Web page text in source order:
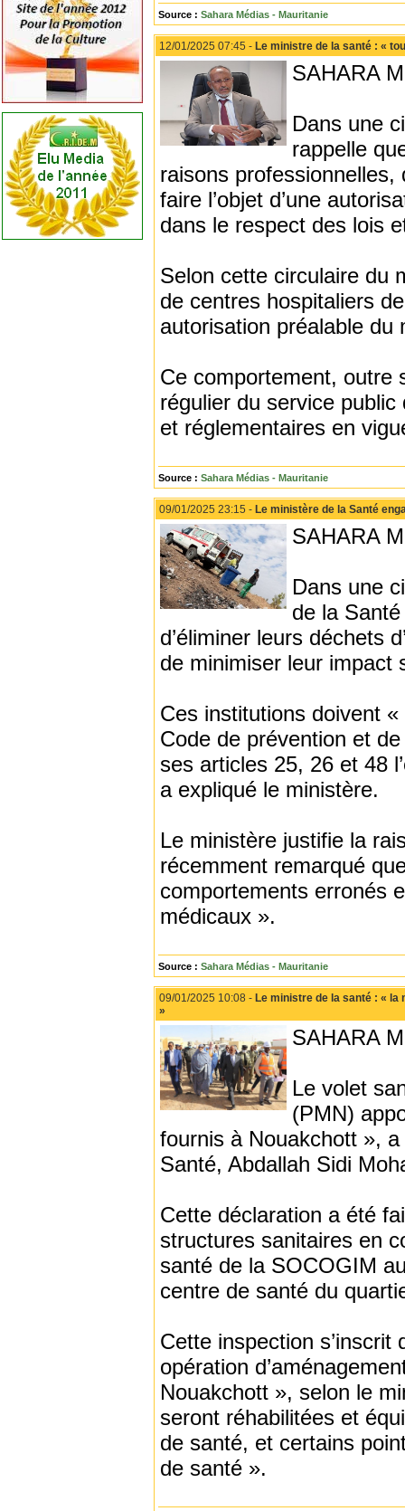
Source : Sahara Médias - Mauritanie
12/01/2025 07:45 - Le ministre de la santé : «
SAHARA
Dans une
rappelle
raisons
faire l’objet d’une
dans le respect des lois
Selon cette circulaire du
de centres hospitaliers
autorisation préalable du
Ce comportement, outre
régulier du service
et réglementaires en
Source : Sahara Médias - Mauritanie
09/01/2025 23:15 - Le ministère de la Santé
SAHARA
Dans une
de la
d’éliminer leurs déchets
de minimiser leur impact
Ces institutions doivent
Code de prévention et
ses articles 25, 26 et 48
a expliqué le ministère.
Le ministère justifie la
récemment remarqué
comportements erronés
médicaux ».
Source : Sahara Médias - Mauritanie
09/01/2025 10:08 - Le ministre de la santé : «
»
SAHARA
Le volet
(PMN)
fournis à Nouakchott »,
Santé, Abdallah Sidi
Cette déclaration a été
structures sanitaires en
santé de la SOCOGIM
centre de santé du
Cette inspection s’inscrit
opération
Nouakchott », selon le
seront réhabilitées et
de santé, et certains
de santé ».